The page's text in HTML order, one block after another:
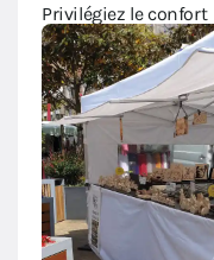
Privilégiez le confort